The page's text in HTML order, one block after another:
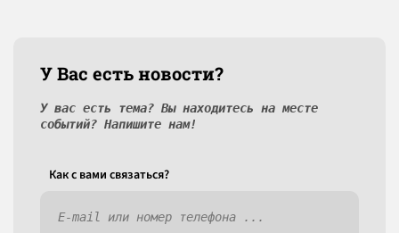
У Вас есть новости?
У вас есть тема? Вы находитесь на месте
событий? Напишите нам!
Как c вами связаться?